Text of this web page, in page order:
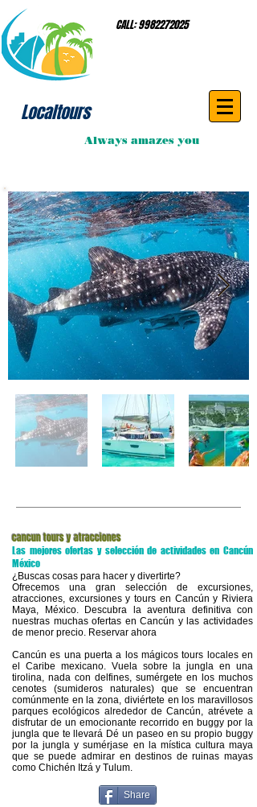
Localtours
CALL:9982272025
Always amazes you
cancun tours y atracciones
Las mejores ofertas y selección de actividades en Cancún
México
¿Buscas cosas para hacer y divertirte?
Ofrecemos una gran selección de excursiones,
atracciones, excursiones y tours en Cancún y Riviera
Maya, México. Descubra la aventura definitiva con
nuestras muchas ofertas en Cancún y las actividades
de menor precio. Reservar ahora
Cancún es una puerta a los mágicos tours locales en
el Caribe mexicano. Vuela sobre la jungla en una
tirolina, nada con delfines, sumérgete en los muchos
cenotes (sumideros naturales) que se encuentran
comúnmente en la zona, diviértete en los maravillosos
parques ecológicos alrededor de Cancún, atrévete a
disfrutar de un emocionante recorrido en buggy por la
jungla que te llevará Dé un paseo en su propio buggy
por la jungla y sumérjase en la mística cultura maya
que se puede admirar en destinos de ruinas mayas
como Chichén Itzá y Tulum.
Share